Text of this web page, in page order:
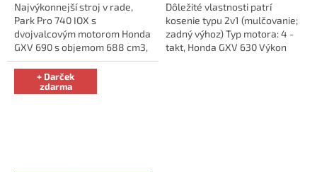
Najvýkonnejší stroj v rade,
Park Pro 740 IOX s
dvojvalcovým motorom Honda
GXV 690 s objemom 688 cm3,
a výkonm 16,5 kW (@ 3200
ot./min);...
Dôležité vlastnosti patrí
kosenie typu 2v1 (mulčovanie;
zadný výhoz) Typ motora: 4 -
takt, Honda GXV 630 Výkon
+ Darček
zdarma